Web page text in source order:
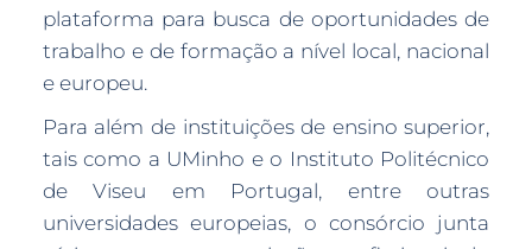
plataforma para busca de oportunidades de
trabalho e de formação a nível local, nacional
e europeu.
Para além de instituições de ensino superior,
tais como a UMinho e o Instituto Politécnico
de Viseu em Portugal, entre outras
universidades europeias, o consórcio junta